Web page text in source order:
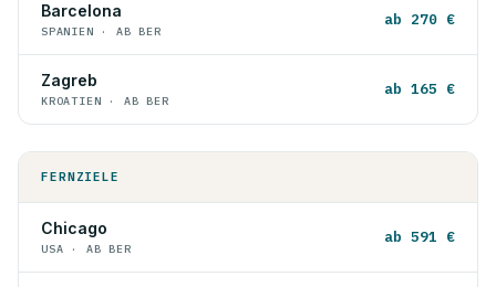
Barcelona
SPANIEN · AB BER
ab 270 €
Zagreb
KROATIEN · AB BER
ab 165 €
FERNZIELE
Chicago
USA · AB BER
ab 591 €